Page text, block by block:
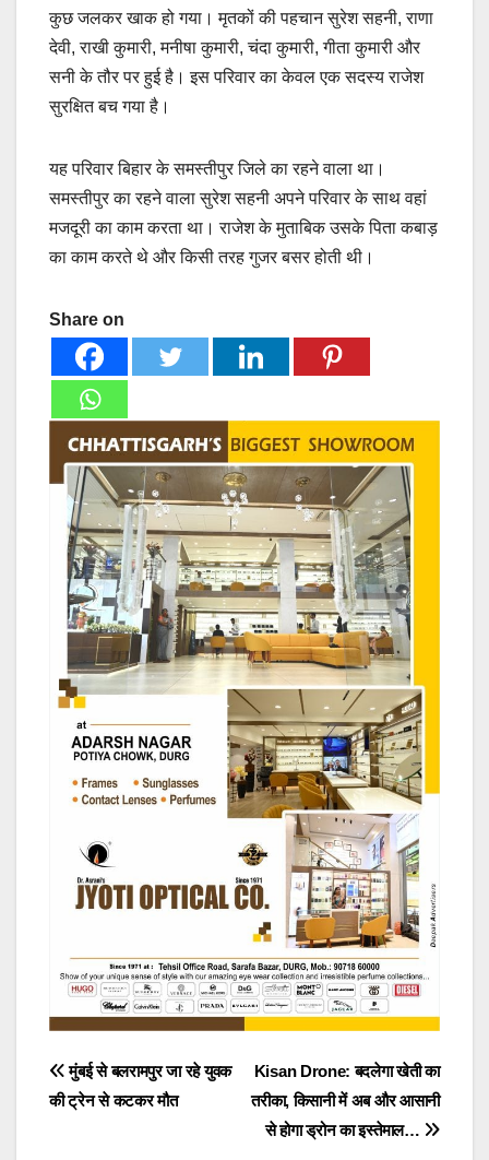
कुछ जलकर खाक हो गया। मृतकों की पहचान सुरेश सहनी, राणा
देवी, राखी कुमारी, मनीषा कुमारी, चंदा कुमारी, गीता कुमारी और
सनी के तौर पर हुई है। इस परिवार का केवल एक सदस्य राजेश
सुरक्षित बच गया है।
यह परिवार बिहार के समस्तीपुर जिले का रहने वाला था।
समस्तीपुर का रहने वाला सुरेश सहनी अपने परिवार के साथ वहां
मजदूरी का काम करता था। राजेश के मुताबिक उसके पिता कबाड़
का काम करते थे और किसी तरह गुजर बसर होती थी।
Share on
Post
navigation
Kisan Drone: बदलेगा खेती का
तरीका, किसानी में अब और आसानी
से होगा ड्रोन का इस्तेमाल…
मुंबई से बलरामपुर जा रहे युवक
की ट्रेन से कटकर मौत